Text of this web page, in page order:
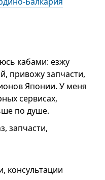
кабами: езжу
привожу запчасти,
Японии. У меня
сервисах,
по душе.
запчасти,
консультации